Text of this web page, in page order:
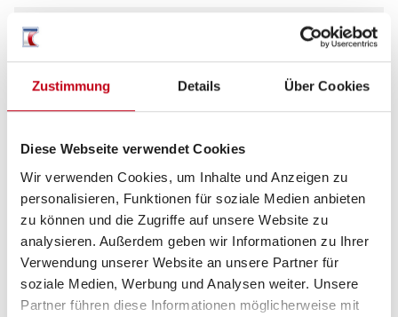
Zustimmung Details Über Cookies
Diese Webseite verwendet Cookies
Wir verwenden Cookies, um Inhalte und Anzeigen zu
personalisieren, Funktionen für soziale Medien anbieten
zu können und die Zugriffe auf unsere Website zu
analysieren. Außerdem geben wir Informationen zu Ihrer
Verwendung unserer Website an unsere Partner für
soziale Medien, Werbung und Analysen weiter. Unsere
Partner führen diese Informationen möglicherweise mit
Schadstoffnorm Euro 6
Umweltplakette grün